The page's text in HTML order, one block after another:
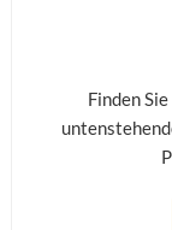
Finden